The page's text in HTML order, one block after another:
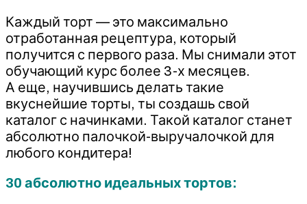
Каждый торт — это максимально
отработанная рецептура, который
получится с первого раза. Мы снимали этот
обучающий курс более 3-х месяцев.
А еще, научившись делать такие
вкуснейшие торты, ты создашь свой
каталог с начинками. Такой каталог станет
абсолютно палочкой-выручалочкой для
любого кондитера!
30 абсолютно идеальных тортов: